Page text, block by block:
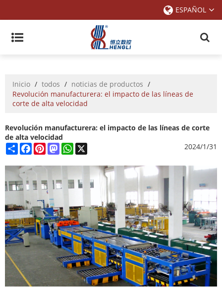
ESPAÑOL
Inicio / todos / noticias de productos /
Revolución manufacturera: el impacto de las líneas de
corte de alta velocidad
Revolución manufacturera: el impacto de las líneas de corte
de alta velocidad
ShareFacebook
PinterestMastodonWhatsApp 2024/1/31